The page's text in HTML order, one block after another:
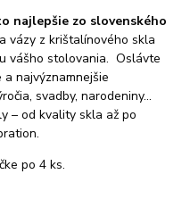
najlepšie zo slovenského
vázy z krištalínového skla
vášho stolovania. Oslávte
najvýznamnejšie
svadby, narodeniny...
– od kvality skla až po
po 4 ks.